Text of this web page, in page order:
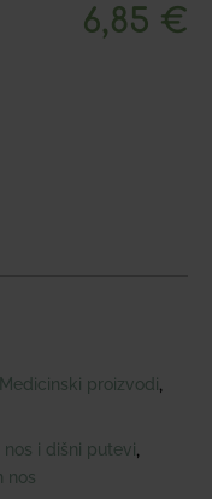
6,85 €
Medicinski proizvodi
nos i dišni putevi
nos